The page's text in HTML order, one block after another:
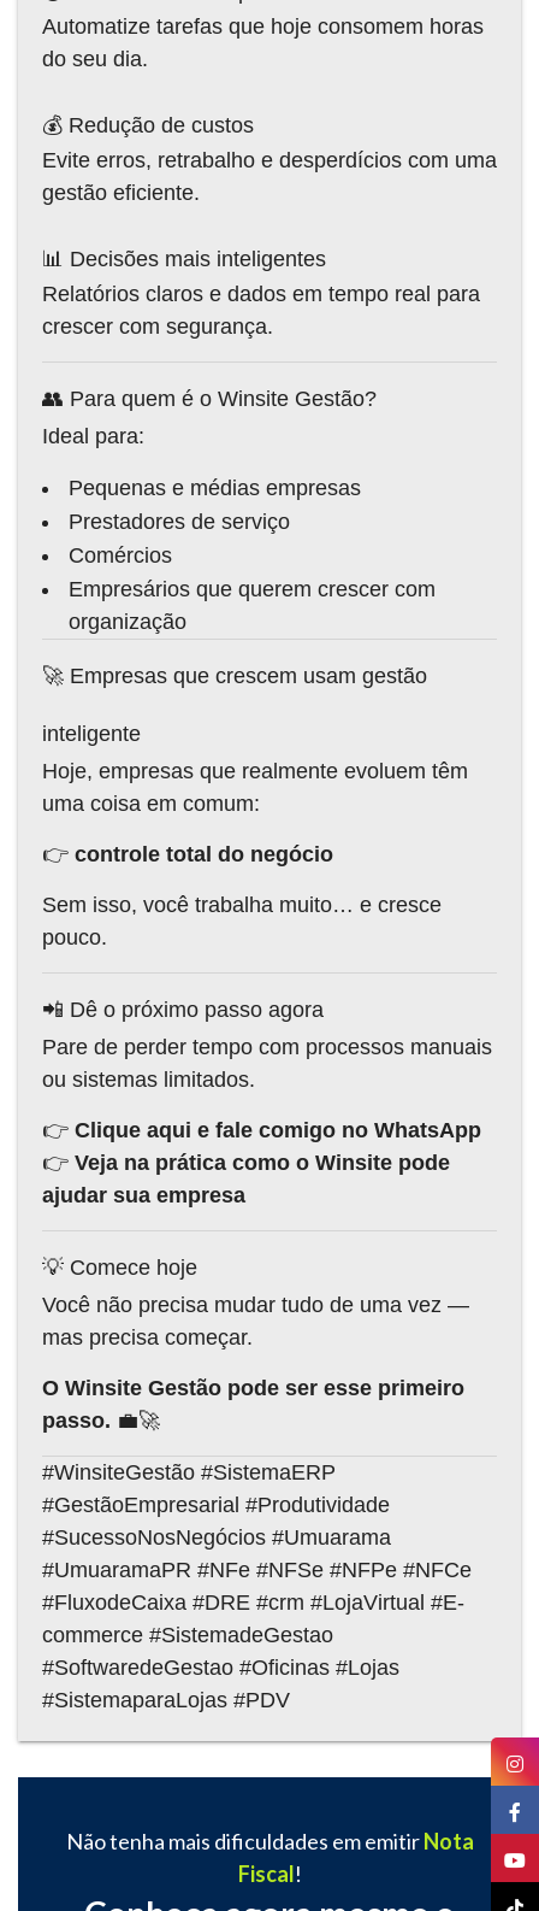
Automatize tarefas que hoje consomem horas
do seu dia.
💰 Redução de custos
Evite erros, retrabalho e desperdícios com uma
gestão eficiente.
📊 Decisões mais inteligentes
Relatórios claros e dados em tempo real para
crescer com segurança.
👥 Para quem é o Winsite Gestão?
Ideal para:
Pequenas e médias empresas
Prestadores de serviço
Comércios
Empresários que querem crescer com
organização
🚀 Empresas que crescem usam gestão
inteligente
Hoje, empresas que realmente evoluem têm
uma coisa em comum:
👉 controle total do negócio
Sem isso, você trabalha muito… e cresce
pouco.
📲 Dê o próximo passo agora
Pare de perder tempo com processos manuais
ou sistemas limitados.
👉 Clique aqui e fale comigo no WhatsApp
👉 Veja na prática como o Winsite pode
ajudar sua empresa
💡 Comece hoje
Você não precisa mudar tudo de uma vez —
mas precisa começar.
O Winsite Gestão pode ser esse primeiro
passo. 💼🚀
#WinsiteGestão #SistemaERP
#GestãoEmpresarial #Produtividade
#SucessoNosNegócios #Umuarama
#UmuaramaPR #NFe #NFSe #NFPe #NFCe
#FluxodeCaixa #DRE #crm #LojaVirtual #E-
commerce #SistemadeGestao
#SoftwaredeGestao #Oficinas #Lojas
#SistemaparaLojas #PDV
Não tenha mais dificuldades em emitirNota
Fiscal!